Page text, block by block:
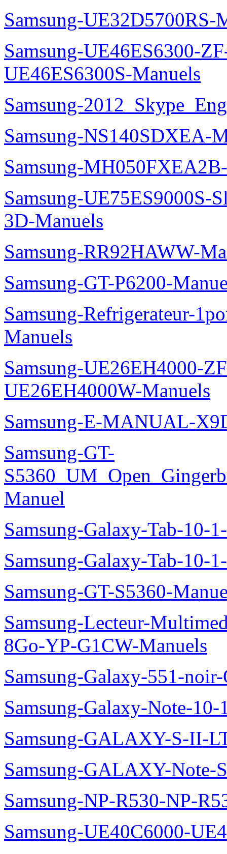
Samsung-UE32D5700RS-
Samsung-UE46ES6300-
UE46ES6300S-Manuels
Samsung-
Samsung-NS140SDXEA-
Samsung-
Samsung-
3D-Manuels
Samsung-RR92HAWW-
Samsung-GT-P6200-
Samsung-Refrigerateur-
Manuels
Samsung-UE26EH4000-
UE26EH4000W-Manuels
Samsung-E-MANUAL-
Samsung-GT-
Manuel
Samsung-Galaxy-Tab-10-
Samsung-Galaxy-Tab-10-
Samsung-GT-S5360-
Samsung-Lecteur-
8Go-YP-G1CW-Manuels
Samsung-Galaxy-551-
Samsung-Galaxy-Note-
Samsung-GALAXY-S-II-
Samsung-GALAXY-Note-
Samsung-NP-R530-NP-
Samsung-UE40C6000-